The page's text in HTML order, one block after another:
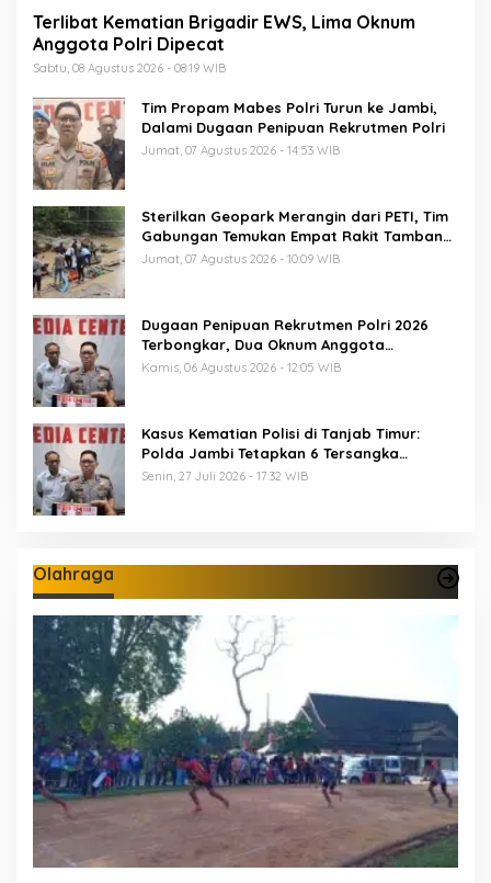
Terlibat Kematian Brigadir EWS, Lima Oknum
Anggota Polri Dipecat
Sabtu, 08 Agustus 2026 - 08:19 WIB
Tim Propam Mabes Polri Turun ke Jambi,
Dalami Dugaan Penipuan Rekrutmen Polri
Jumat, 07 Agustus 2026 - 14:53 WIB
Sterilkan Geopark Merangin dari PETI, Tim
Gabungan Temukan Empat Rakit Tambang
Ilegal
Jumat, 07 Agustus 2026 - 10:09 WIB
Dugaan Penipuan Rekrutmen Polri 2026
Terbongkar, Dua Oknum Anggota
Diamankan Propam Polda Jambi
Kamis, 06 Agustus 2026 - 12:05 WIB
Kasus Kematian Polisi di Tanjab Timur:
Polda Jambi Tetapkan 6 Tersangka
Termasuk 5 Anggota Polri
Senin, 27 Juli 2026 - 17:32 WIB
Olahraga